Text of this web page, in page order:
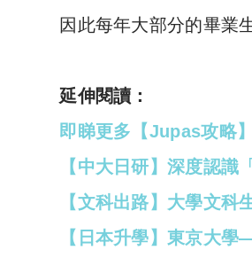
因此每年大部分的畢業
延伸閱讀：
即睇更多【Jupas攻略】
【中大日研】深度認
【文科出路】大學文
【日本升學】東京大